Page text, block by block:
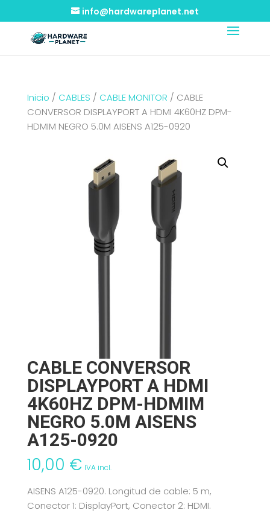
info@hardwareplanet.net
Inicio / CABLES / CABLE MONITOR / CABLE
CONVERSOR DISPLAYPORT A HDMI 4K60HZ DPM-
HDMIM NEGRO 5.0M AISENS A125-0920
CABLE CONVERSOR
DISPLAYPORT A HDMI
4K60HZ DPM-HDMIM
NEGRO 5.0M AISENS
A125-0920
10,00 € IVA incl.
AISENS A125-0920. Longitud de cable: 5 m,
Conector 1: DisplayPort, Conector 2: HDMI.